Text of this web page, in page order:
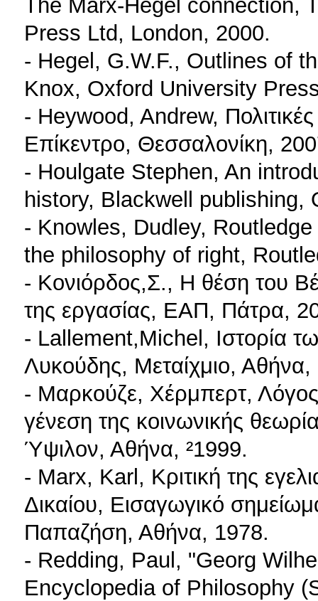
Press Ltd, London, 2000.
- Hegel, G.W.F., Outlines of
Knox, Oxford University
- Heywood, Andrew,
Επίκεντρο, Θεσσαλονίκη,
- Houlgate Stephen, An
history, Blackwell publishing,
- Knowles, Dudley,
the philosophy of right,
- Κονιόρδος,Σ., Η θέση του
της εργασίας, ΕΑΠ, Πάτρα,
- Lallement,Michel, Ιστορία
Λυκούδης, Μεταίχμιο,
- Μαρκούζε, Χέρμπερτ,
γένεση της κοινωνικής
Ύψιλον, Αθήνα, ²1999.
- Marx, Karl, Κριτική της
Δικαίου, Εισαγωγικό
Παπαζήση, Αθήνα, 1978.
- Redding, Paul, "Georg
Encyclopedia of Philosophy